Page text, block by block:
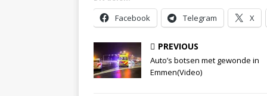
Facebook Telegram X
PREVIOUS
Auto’s botsen met gewonde in
Emmen(Video)